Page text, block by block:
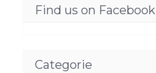
Find us on Facebook
Categorie